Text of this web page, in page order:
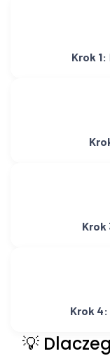
Krok 1:
Krok
Krok 4:
💡